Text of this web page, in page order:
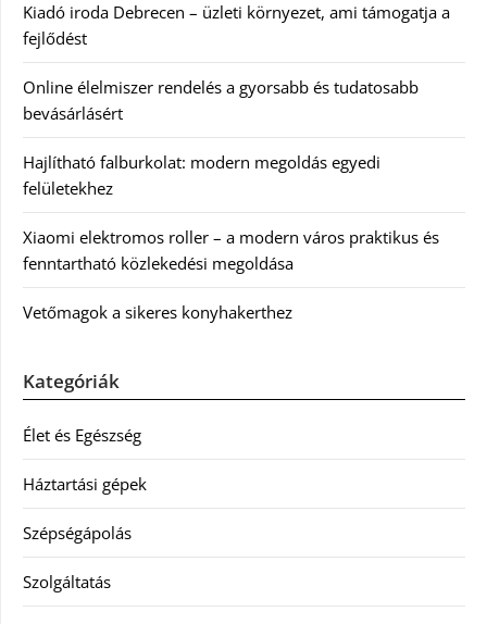
Kiadó iroda Debrecen – üzleti környezet, ami támogatja a
fejlődést
Online élelmiszer rendelés a gyorsabb és tudatosabb
bevásárlásért
Hajlítható falburkolat: modern megoldás egyedi
felületekhez
Xiaomi elektromos roller – a modern város praktikus és
fenntartható közlekedési megoldása
Vetőmagok a sikeres konyhakerthez
Kategóriák
Élet és Egészség
Háztartási gépek
Szépségápolás
Szolgáltatás